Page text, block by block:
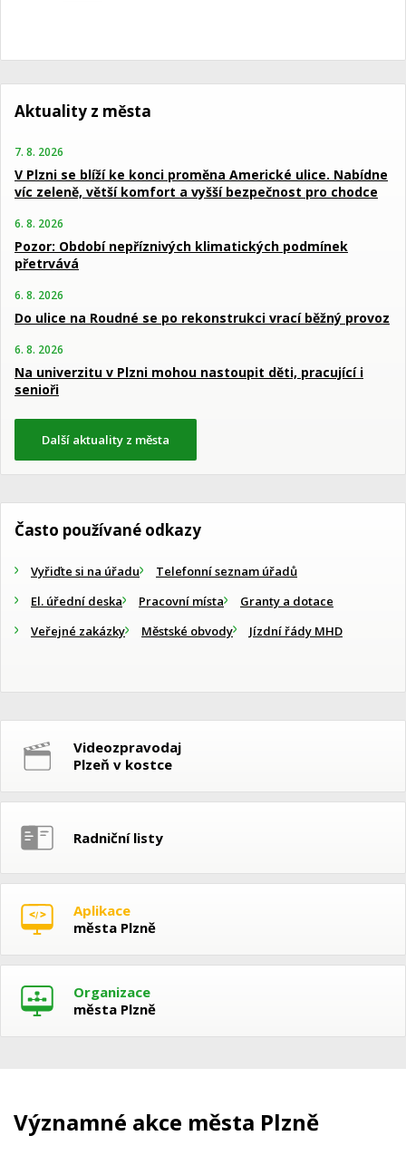
Aktuality z města
7. 8. 2026
V Plzni se blíží ke konci proměna Americké ulice. Nabídne
víc zeleně, větší komfort a vyšší bezpečnost pro chodce
6. 8. 2026
Pozor: Období nepříznivých klimatických podmínek
přetrvává
6. 8. 2026
Do ulice na Roudné se po rekonstrukci vrací běžný provoz
6. 8. 2026
Na univerzitu v Plzni mohou nastoupit děti, pracující i
senioři
Další aktuality z města
Často používané odkazy
Vyřiďte si na úřadu
Telefonní seznam úřadů
El. úřední deska
Pracovní místa
Granty a dotace
Veřejné zakázky
Městské obvody Jízdní řády MHD
Videozpravodaj
Plzeň v kostce
Radniční listy
Aplikace
města Plzně
Organizace
města Plzně
Významné akce města Plzně